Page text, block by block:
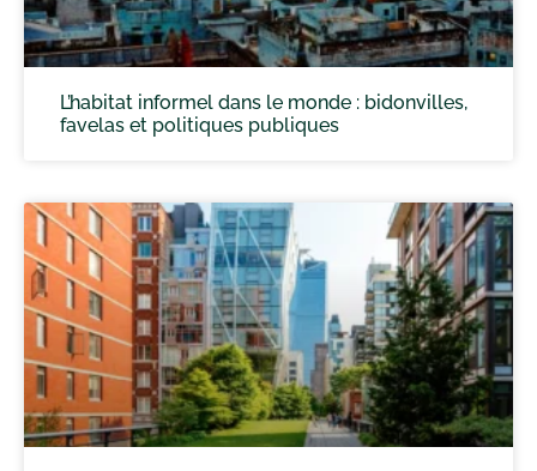
L’habitat informel dans le monde : bidonvilles,
favelas et politiques publiques